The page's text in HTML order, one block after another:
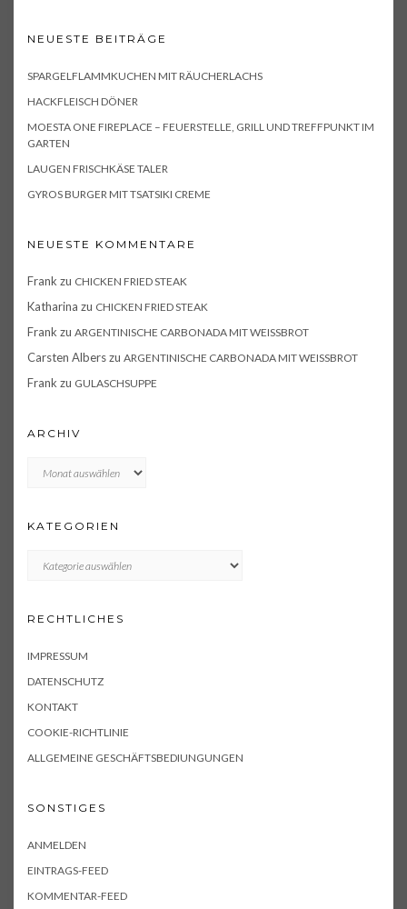
NEUESTE BEITRÄGE
SPARGELFLAMMKUCHEN MIT RÄUCHERLACHS
HACKFLEISCH DÖNER
MOESTA ONE FIREPLACE – FEUERSTELLE, GRILL UND TREFFPUNKT IM
GARTEN
LAUGEN FRISCHKÄSE TALER
GYROS BURGER MIT TSATSIKI CREME
NEUESTE KOMMENTARE
Frankzu CHICKEN FRIED STEAK
Katharina zu CHICKEN FRIED STEAK
Frankzu ARGENTINISCHE CARBONADA MIT WEISSBROT
Carsten Alberszu ARGENTINISCHE CARBONADA MIT WEISSBROT
Frankzu GULASCHSUPPE
ARCHIV
KATEGORIEN
RECHTLICHES
IMPRESSUM
DATENSCHUTZ
KONTAKT
COOKIE-RICHTLINIE
ALLGEMEINE GESCHÄFTSBEDIUNGUNGEN
SONSTIGES
ANMELDEN
EINTRAGS-FEED
KOMMENTAR-FEED